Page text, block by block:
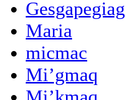
Gesgapegiag
Maria
micmac
Mi’gmaq